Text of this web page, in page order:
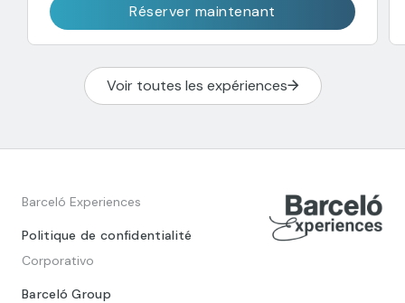
Réserver maintenant
Voir toutes les expériences
Barceló Experiences
Politique de confidentialité
Corporativo
Barceló Group